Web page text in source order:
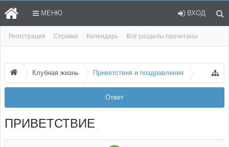
Регистрация Справка Календарь Все разделы прочитаны
МЕНЮ ВХОД
Ответ
Клубная жизнь Приветствия и поздравления
ПРИВЕТСТВИЕ